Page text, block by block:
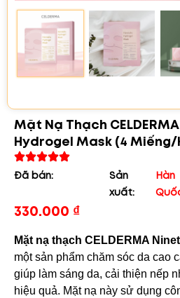
Mặt Nạ Thạch
Hydrogel Mask (4
Đã bán:
Sản
xuất:
Hàn
330.000 ₫
Mặt nạ thạch CELDERMA
một sản phẩm chăm sóc da cao
giúp làm sáng da, cải thiện nếp
hiệu quả. Mặt nạ này sử dụng